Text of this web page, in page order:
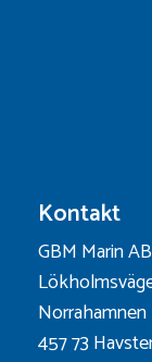
Kontakt
GBM Marin AB
Norrahamnen
457 73